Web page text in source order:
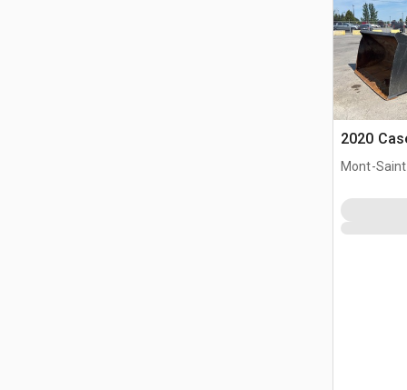
2020
Mont-